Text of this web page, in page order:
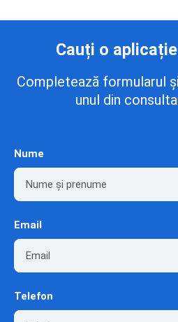
Cauți o
Completează formularul
unul din
Nume
Email
Telefon